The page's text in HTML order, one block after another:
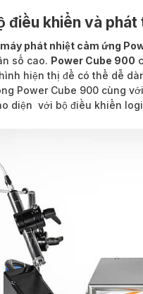
điều khiển và
phát nhiệt cảm ứng
số cao. Power Cube 900
hiện thị để có thể dễ
Power Cube 900 cùng
diện với bộ điều khiển